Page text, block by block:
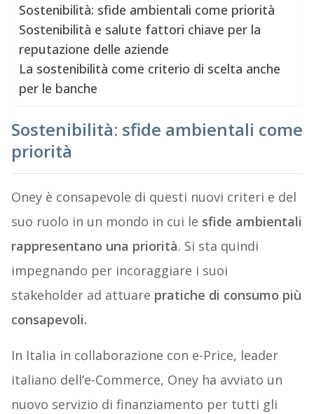
Sostenibilità: sfide ambientali come priorità
Sostenibilità e salute fattori chiave per la
reputazione delle aziende
La sostenibilità come criterio di scelta anche
per le banche
Sostenibilità: sfide ambientali come
priorità
Oney è consapevole di questi nuovi criteri e del
suo ruolo in un mondo in cui le sfide ambientali
rappresentano una priorità. Si sta quindi
impegnando per incoraggiare i suoi
stakeholder ad attuare pratiche di consumo più
consapevoli.
In Italia in collaborazione con e-Price, leader
italiano dell’e-Commerce, Oney ha avviato un
nuovo servizio di finanziamento per tutti gli